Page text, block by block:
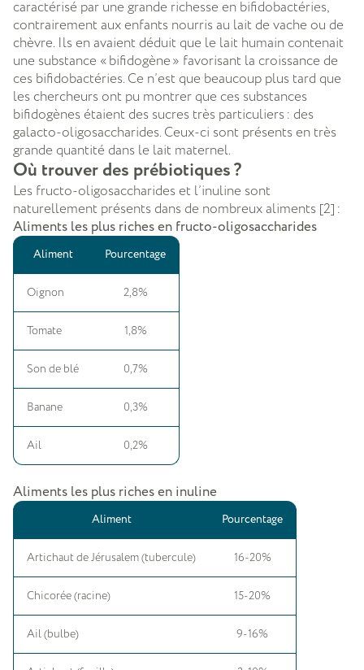
caractérisé par une grande richesse en bifidobactéries,
contrairement aux enfants nourris au lait de vache ou de
chèvre. Ils en avaient déduit que le lait humain contenait
une substance « bifidogène » favorisant la croissance de
ces bifidobactéries. Ce n’est que beaucoup plus tard que
les chercheurs ont pu montrer que ces substances
bifidogènes étaient des sucres très particuliers : des
galacto-oligosaccharides. Ceux-ci sont présents en très
grande quantité dans le lait maternel.
Où trouver des prébiotiques ?
Les fructo-oligosaccharides et l’inuline sont
naturellement présents dans de nombreux aliments [2] :
Aliments les plus riches en fructo-oligosaccharides
Aliment Pourcentage
Oignon 2,8%
Tomate 1,8%
Son de blé 0,7%
Banane 0,3%
Ail 0,2%
Aliments les plus riches en inuline
Aliment Pourcentage
Artichaut de Jérusalem (tubercule) 16-20%
Chicorée (racine) 15-20%
Ail (bulbe) 9-16%